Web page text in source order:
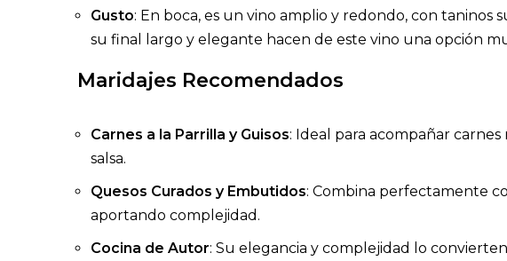
Gusto: En boca, es un vino amplio y redondo, con
su final largo y elegante hacen de este vino una opción
Maridajes Recomendados
Carnes a la Parrilla y Guisos: Ideal para acompañar
salsa.
Quesos Curados y Embutidos: Combina perfectamente
aportando complejidad.
Cocina de Autor: Su elegancia y complejidad lo